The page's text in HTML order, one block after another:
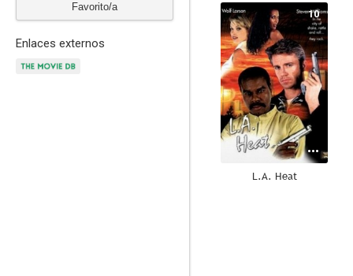
Favorito/a
Enlaces externos
10
L.A. Heat